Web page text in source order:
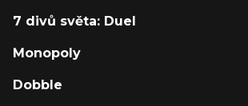
7 divů světa: Duel
Monopoly
Dobble